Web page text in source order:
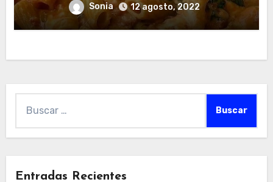
Sonia 12 agosto, 2022
Entradas Recientes